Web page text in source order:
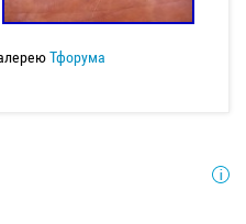
Тфорума